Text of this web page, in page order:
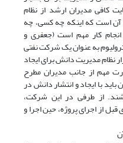
کافی مدیران ارشد از نظام
است که اینکه چه کسی، چه
انجام کار مهم است (جعفری و
پترولیوم به عنوان یک شرکت نفتی
نظام مدیریت دانش برای ایجاد
مهم از جانب مدیران مطرح
با ایجاد و انتشار دانش در
از طرفی در این شرکت،
از اجرای پروژه، حین اجرا و